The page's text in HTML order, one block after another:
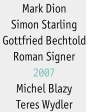
Mark Dion
Simon Starling
Gottfried Bechtold
Roman Signer
2007
Michel Blazy
Teres Wydler